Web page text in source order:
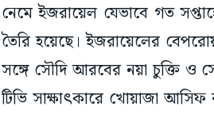
নেমে ইজরায়েল যেভাবে গত
তৈরি হয়েছে। ইজরায়েলের
সঙ্গে সৌদি আরবের নয়া চুক্তি ও
টিভি সাক্ষাৎকারে খোয়াজা